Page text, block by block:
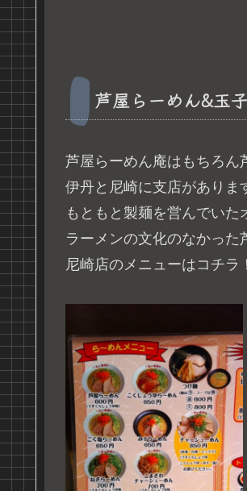
芦屋らーめん&玉
芦屋らーめん庵はもちろん
伊丹と尼崎に支店がありま
もともと製麺を営んでいた
ラーメンの文化のなかった
尼崎店のメニューはコチラ